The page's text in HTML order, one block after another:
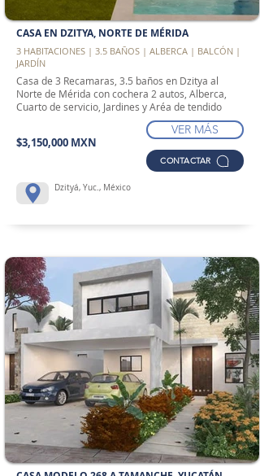
CASA EN DZITYA, NORTE DE MÉRIDA
3 HABITACIONES | 3.5 BAÑOS | ALBERCA | BALCÓN |
JARDÍN
Casa de 3 Recamaras, 3.5 baños en Dzitya al
Norte de Mérida con cochera 2 autos, Alberca,
Cuarto de servicio, Jardines y Aréa de tendido
$3,150,000 MXN
VER MÁS
CONTACTAR
Dzityá, Yuc., México